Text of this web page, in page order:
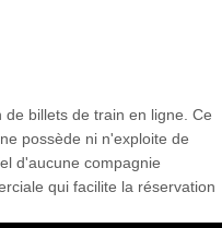
billets de train en ligne. Ce
possède ni n'exploite de
d'aucune compagnie
qui facilite la réservation